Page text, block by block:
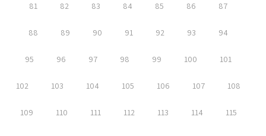
81 82 83 84 85 86 87
88 89 90 91 92 93 94
95 96 97 98 99 100 101
102 103 104 105 106 107 108
109 110 111 112 113 114 115